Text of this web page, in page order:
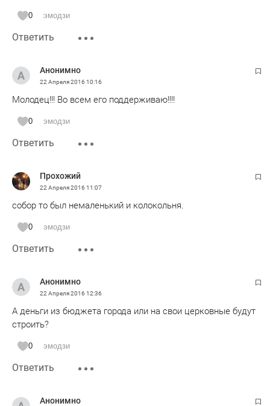
0 эмодзи
Ответить
Анонимно
22 Апреля 2016 10:16
Молодец!!! Во всем его поддерживаю!!!!
0 эмодзи
Ответить
Пpохожий
22 Апреля 2016 11:07
собор то был немаленький и колокольня.
0 эмодзи
Ответить
Анонимно
22 Апреля 2016 12:36
А деньги из бюджета города или на свои церковные будут
строить?
0 эмодзи
Ответить
Анонимно